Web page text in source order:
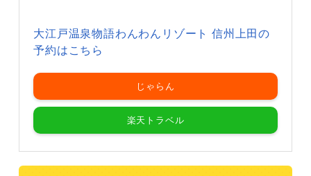
大江戸温泉物語わんわんリゾート 信州上田の
予約はこちら
じゃらん
楽天トラベル